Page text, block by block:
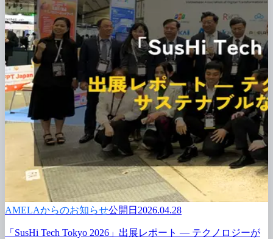
AMELAからのお知らせ公開日2026.04.28
「SusHi Tech Tokyo 2026」 出展レポート ― テクノロジーが